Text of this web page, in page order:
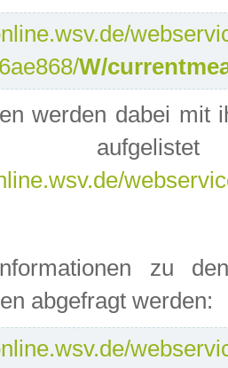
W/
werden dabei mit
zu
abgefragt werden: